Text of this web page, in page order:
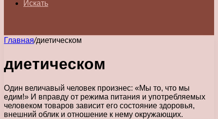
Искать
Главная/диетическом
диетическом
Один величавый человек произнес: «Мы то, что мы
едим!» И вправду от режима питания и употребляемых
человеком товаров зависит его состояние здоровья,
внешний облик и отношение к нему окружающих.